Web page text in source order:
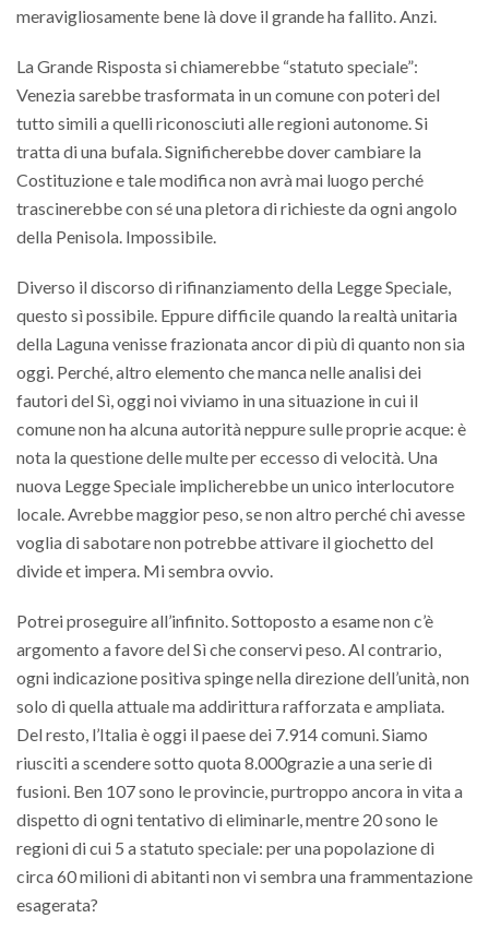
meravigliosamente bene là dove il grande ha fallito. Anzi.
La Grande Risposta si chiamerebbe “statuto speciale”:
Venezia sarebbe trasformata in un comune con poteri del
tutto simili a quelli riconosciuti alle regioni autonome. Si
tratta di una bufala. Significherebbe dover cambiare la
Costituzione e tale modifica non avrà mai luogo perché
trascinerebbe con sé una pletora di richieste da ogni angolo
della Penisola. Impossibile.
Diverso il discorso di rifinanziamento della Legge Speciale,
questo sì possibile. Eppure difficile quando la realtà unitaria
della Laguna venisse frazionata ancor di più di quanto non sia
oggi. Perché, altro elemento che manca nelle analisi dei
fautori del Sì, oggi noi viviamo in una situazione in cui il
comune non ha alcuna autorità neppure sulle proprie acque: è
nota la questione delle multe per eccesso di velocità. Una
nuova Legge Speciale implicherebbe un unico interlocutore
locale. Avrebbe maggior peso, se non altro perché chi avesse
voglia di sabotare non potrebbe attivare il giochetto del
divide et impera. Mi sembra ovvio.
Potrei proseguire all’infinito. Sottoposto a esame non c’è
argomento a favore del Sì che conservi peso. Al contrario,
ogni indicazione positiva spinge nella direzione dell’unità, non
solo di quella attuale ma addirittura rafforzata e ampliata.
Del resto, l’Italia è oggi il paese dei 7.914 comuni. Siamo
riusciti a scendere sotto quota 8.000grazie a una serie di
fusioni. Ben 107 sono le provincie, purtroppo ancora in vita a
dispetto di ogni tentativo di eliminarle, mentre 20 sono le
regioni di cui 5 a statuto speciale: per una popolazione di
circa 60 milioni di abitanti non vi sembra una frammentazione
esagerata?